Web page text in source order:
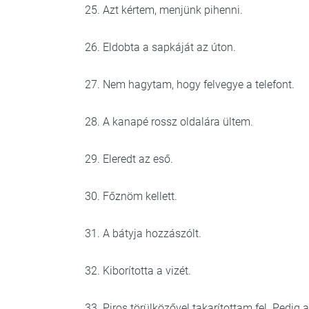
25. Azt kértem, menjünk pihenni.
26. Eldobta a sapkáját az úton.
27. Nem hagytam, hogy felvegye a telefont.
28. A kanapé rossz oldalára ültem.
29. Eleredt az eső.
30. Főznöm kellett.
31. A bátyja hozzászólt.
32. Kiborította a vizét.